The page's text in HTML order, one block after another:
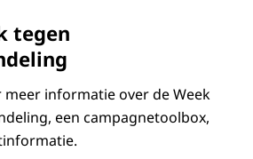
tegen
meer informatie over de Week
een campagnetoolbox,